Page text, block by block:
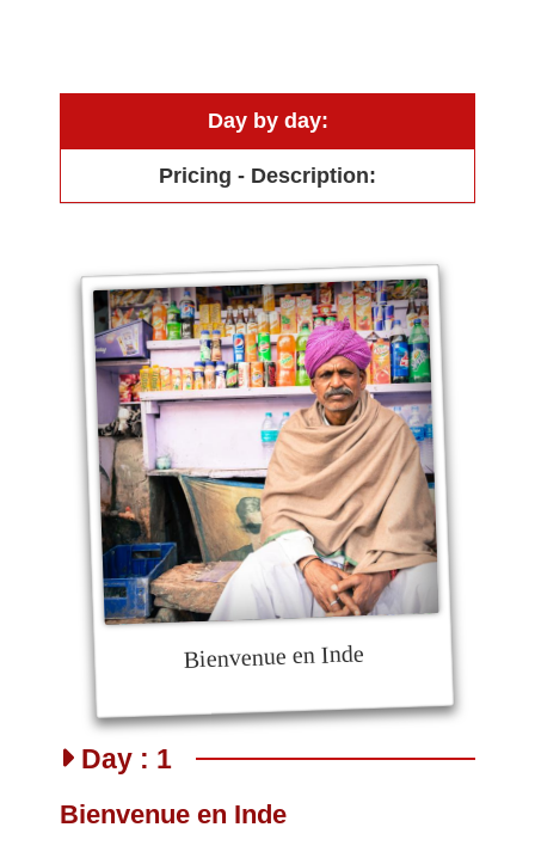
Day by day:
Pricing - Description:
Bienvenue en Inde
Day : 1
Bienvenue en Inde